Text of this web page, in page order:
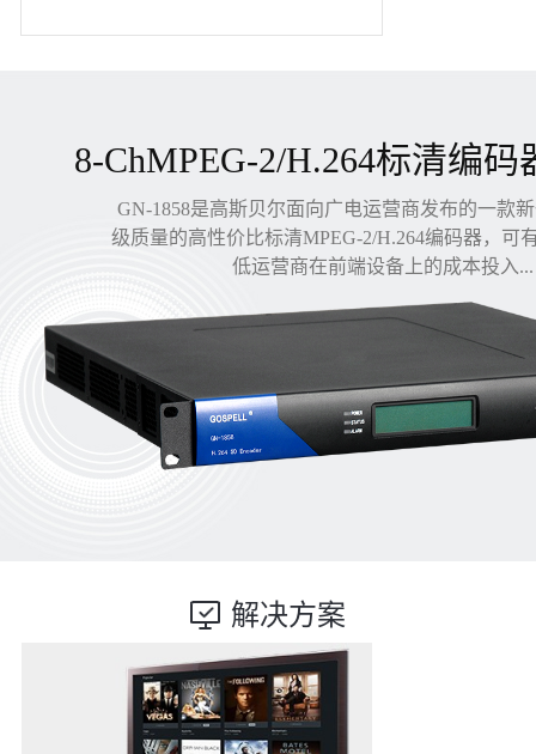
8-ChMPEG-2/H.264标清编码
GN-1858是高斯贝尔面向广电运营商发布的一款
级质量的高性价比标清MPEG-2/H.264编码器，可
低运营商在前端设备上的成本投入...
解决方案